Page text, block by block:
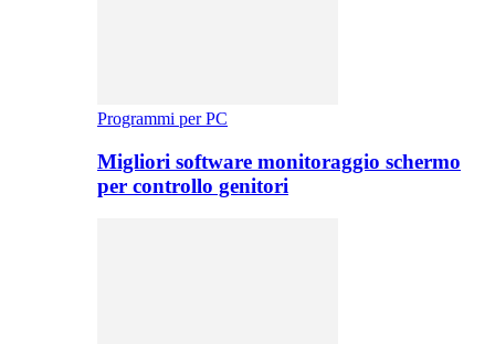
Programmi per PC
Migliori software monitoraggio schermo
per controllo genitori